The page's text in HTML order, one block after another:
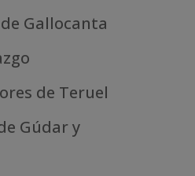
Gallocanta
de Teruel
Gúdar y